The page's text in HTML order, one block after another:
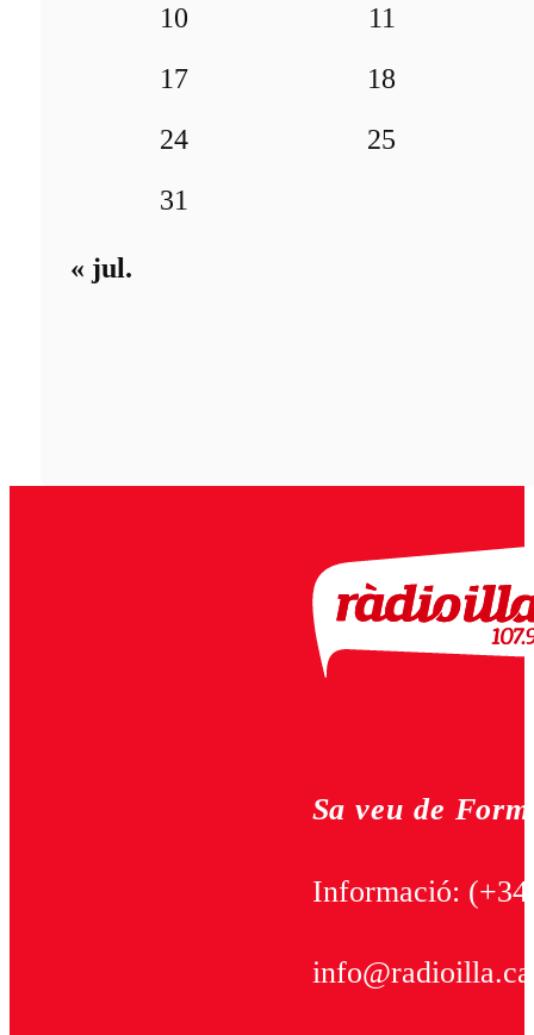
10
11
17
18
24
25
31
« jul.
Sa veu de
Informació: